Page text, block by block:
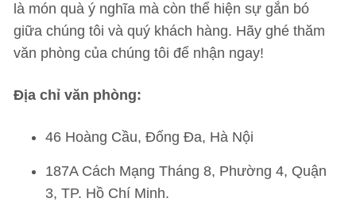
là món quà ý nghĩa mà còn thể hiện sự gắn bó
giữa chúng tôi và quý khách hàng. Hãy ghé thăm
văn phòng của chúng tôi để nhận ngay!
Địa chỉ văn phòng:
46 Hoàng Cầu, Đống Đa, Hà Nội
187A Cách Mạng Tháng 8, Phường 4, Quận
3, TP. Hồ Chí Minh.